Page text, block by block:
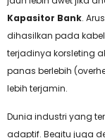
Kapasitor Bank.
dihasilkan pada
terjadinya korsleting
panas berlebih
lebih terjamin.
Dunia industri yang
adaptif. Begitu juga